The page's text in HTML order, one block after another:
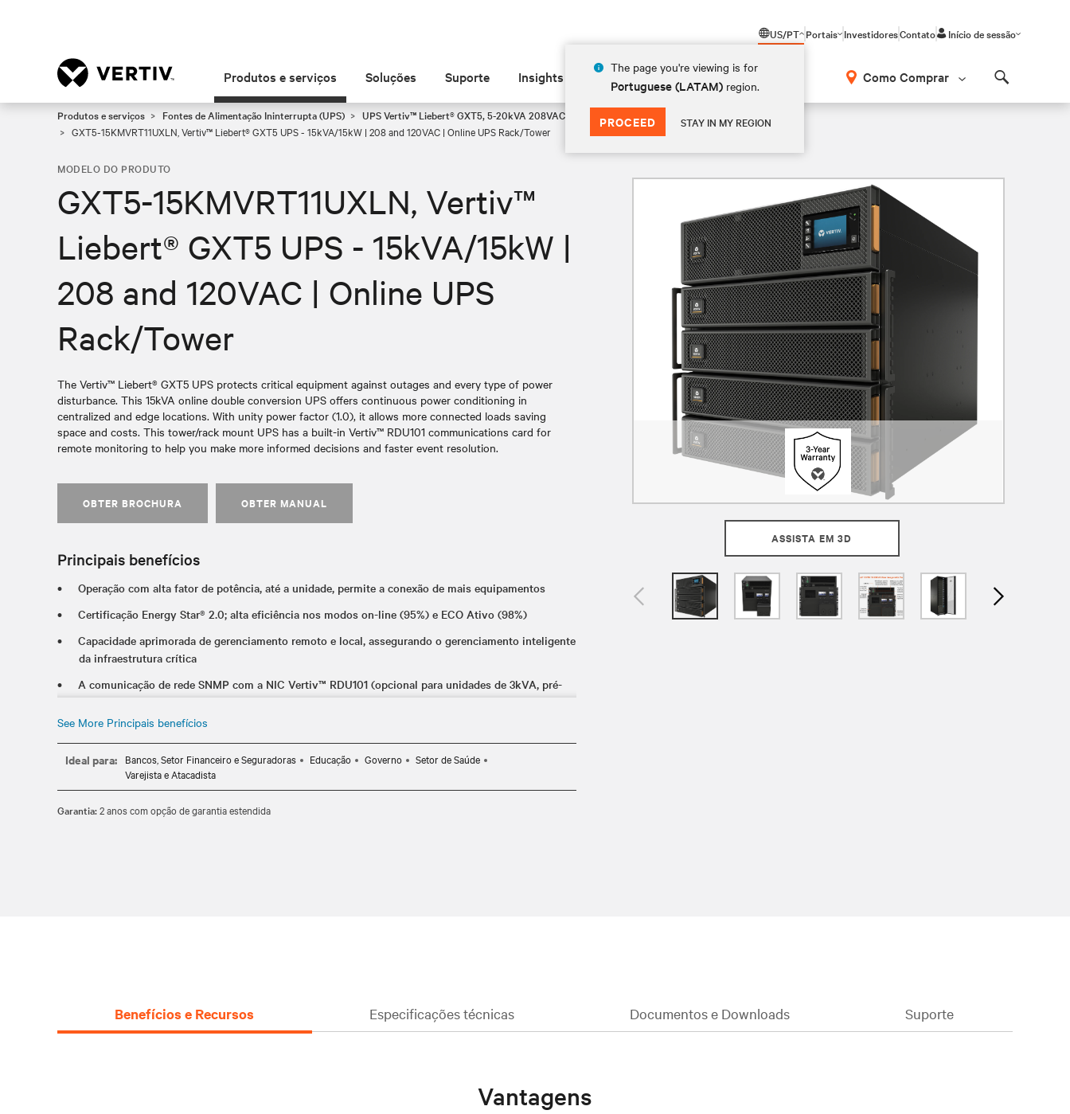
US/PT
The page you're viewing is for
Portuguese (LATAM) region.
PROCEED STAY IN MY REGION
Portais InvestidoresContato Início de sessão
Produtos e serviços Soluções Suporte Insights Sobre Como Comprar
Produtos e serviços Fontes de Alimentação Ininterrupta (UPS)
UPS Vertiv™ Liebert® GXT5, 5-20kVA 208VAC
GXT5-15KMVRT11UXLN, Vertiv™ Liebert® GXT5 UPS - 15kVA/15kW | 208 and 120VAC | Online UPS Rack/Tower
ASSISTA EM 3D
MODELO DO PRODUTO
GXT5-15KMVRT11UXLN, Vertiv™
Liebert® GXT5 UPS - 15kVA/15kW |
208 and 120VAC | Online UPS
Rack/Tower
The Vertiv™ Liebert® GXT5 UPS protects critical equipment against outages and every type of power
disturbance. This 15kVA online double conversion UPS offers continuous power conditioning in
centralized and edge locations. With unity power factor (1.0), it allows more connected loads saving
space and costs. This tower/rack mount UPS has a built-in Vertiv™ RDU101 communications card for
remote monitoring to help you make more informed decisions and faster event resolution.
OBTER BROCHURA OBTER MANUAL
Principais benefícios
Operação com alta fator de potência, até a unidade, permite a conexão de mais equipamentos
Certificação Energy Star® 2.0; alta eficiência nos modos on-line (95%) e ECO Ativo (98%)
Capacidade aprimorada de gerenciamento remoto e local, assegurando o gerenciamento inteligente
da infraestrutura crítica
A comunicação de rede SNMP com a NIC Vertiv™ RDU101 (opcional para unidades de 3kVA, pré-
Detecção automática dos gabinetes externos de bateria possibilitando a potência escalável
See More Principais benefícios
Ideal para: Bancos, Setor Financeiro e Seguradoras Educação Governo
Setor de Saúde
Varejista e Atacadista
Garantia:2 anos com opção de garantia estendida
Benefícios e Recursos Especificações técnicas Documentos e Downloads Suporte
Vantagens